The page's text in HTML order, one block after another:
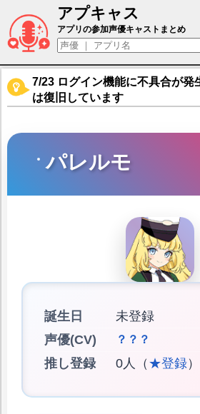
アプキャス
パレルモ（声優：？？
アプリの参加声優キャストまとめ
7/23 ログイン機能に不具合が発
は復旧しています
パレルモ
誕生日
未登録
声優(CV)
？？？
推し登録 0人（ ★登録）